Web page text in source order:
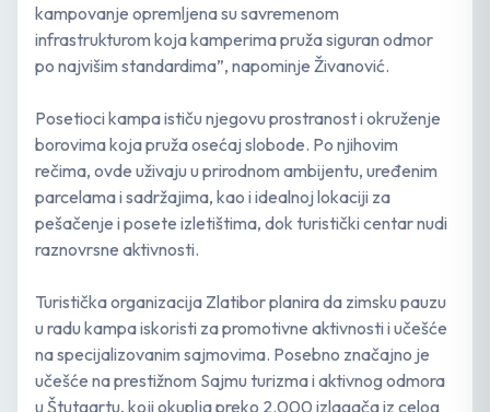
kampovanje opremljena su savremenom
infrastrukturom koja kamperima pruža siguran odmor
po najvišim standardima”, napominje Živanović.
Posetioci kampa ističu njegovu prostranost i okruženje
borovima koja pruža osećaj slobode. Po njihovim
rečima, ovde uživaju u prirodnom ambijentu, uređenim
parcelama i sadržajima, kao i idealnoj lokaciji za
pešačenje i posete izletištima, dok turistički centar nudi
raznovrsne aktivnosti.
Turistička organizacija Zlatibor planira da zimsku pauzu
u radu kampa iskoristi za promotivne aktivnosti i učešće
na specijalizovanim sajmovima. Posebno značajno je
učešće na prestižnom Sajmu turizma i aktivnog odmora
u Štutgartu, koji okuplja preko 2.000 izlagača iz celog